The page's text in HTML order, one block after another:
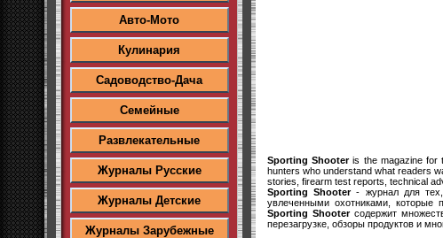
Авто-Мото
Кулинария
Садоводство-Дача
Семейные
Развлекательные
Журналы Русские
Журналы Детские
Журналы Зарубежные
Sporting Shooteris the magazine for
hunters who understand what readers
stories, firearm test reports, technical
Sporting Shooter- журнал для тех,
увлеченными охотниками, которые
Sporting Shooterсодержит
перезагрузке, обзоры продуктов и